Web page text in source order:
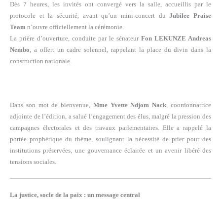
Dès 7 heures, les invités ont convergé vers la salle, accueillis par le
protocole et la sécurité, avant qu’un mini-concert duJubilee Praise
Team n’ouvre officiellement la cérémonie.
La prière d’ouverture, conduite par le sénateur Fon LEKUNZE Andreas
Nembo, a offert un cadre solennel, rappelant la place du divin dans la
construction nationale.
Dans son mot de bienvenue, Mme Yvette Ndjom Nack, coordonnatrice
adjointe de l’édition, a salué l’engagement des élus, malgré la pression des
campagnes électorales et des travaux parlementaires. Elle a rappelé la
portée prophétique du thème, soulignant la nécessité de prier pour des
institutions préservées, une gouvernance éclairée et un avenir libéré des
tensions sociales.
La justice, socle de la paix : un message central